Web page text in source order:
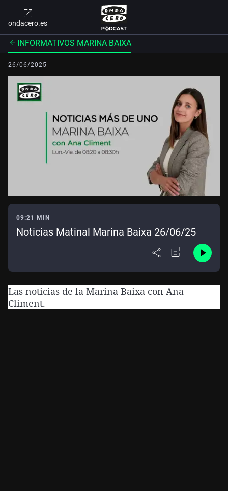
ondacero.es
INFORMATIVOS MARINA BAIXA
26/06/2025
09:21 MIN
Noticias Matinal Marina Baixa 26/06/25
Las noticias de la Marina Baixa con Ana
Climent.